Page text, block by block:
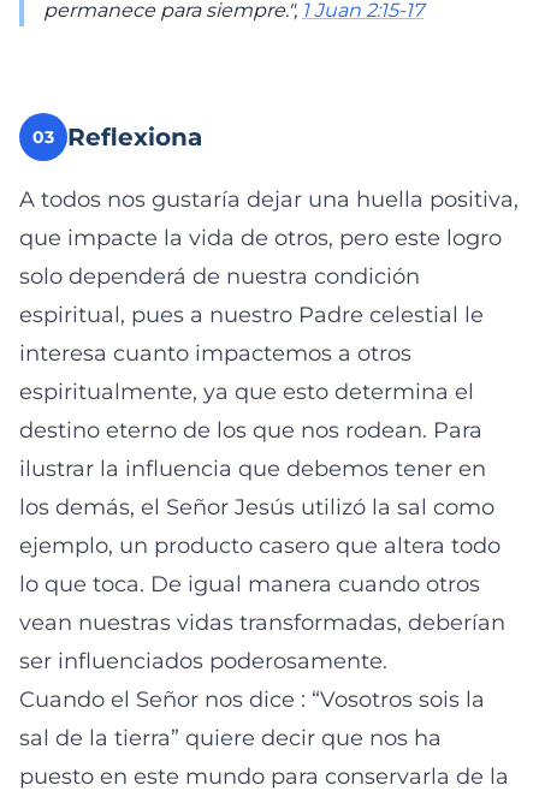
permanece para siempre.", 1 Juan 2:15-17
03 Reflexiona
A todos nos gustaría dejar una huella positiva,
que impacte la vida de otros, pero este logro
solo dependerá de nuestra condición
espiritual, pues a nuestro Padre celestial le
interesa cuanto impactemos a otros
espiritualmente, ya que esto determina el
destino eterno de los que nos rodean. Para
ilustrar la influencia que debemos tener en
los demás, el Señor Jesús utilizó la sal como
ejemplo, un producto casero que altera todo
lo que toca. De igual manera cuando otros
vean nuestras vidas transformadas, deberían
ser influenciados poderosamente.
Cuando el Señor nos dice : “Vosotros sois la
sal de la tierra” quiere decir que nos ha
puesto en este mundo para conservarla de la